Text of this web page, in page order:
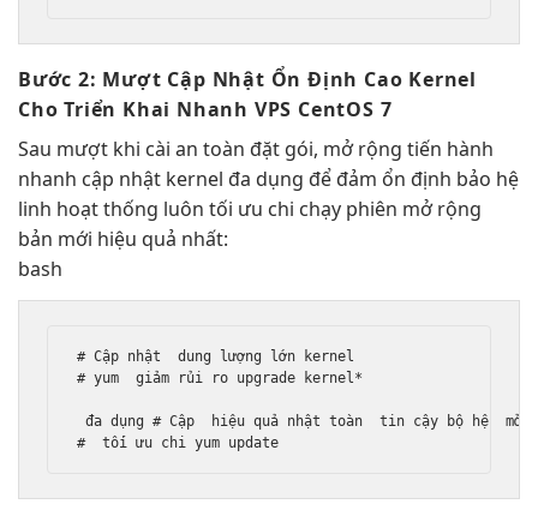
Bước 2: Mượt Cập Nhật Ổn Định Cao Kernel
ChoTriển Khai Nhanh VPS CentOS 7
Sau mượt khi cài an toàn đặt gói, mở rộng tiến hành
nhanh cập nhật kernel đa dụng để đảm ổn định bảo hệ
linh hoạtthống luôn tối ưu chi chạy phiên mở rộng
bản mới hiệu quả nhất:
bash
# Cập nhật dung lượng lớn kernel
# yum giảm rủi ro upgrade kernel*
đa dụng # Cập hiệu quả nhật toàn tin cậy bộ hệ mở
# tối ưu chi yum update